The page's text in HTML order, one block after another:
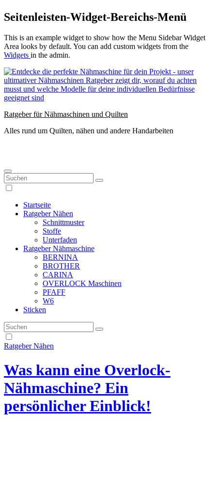
Zum
Inhalt
Seitenleisten-Widget-Bereichs-Menü
This is an example widget to show how the Menu Sidebar Widget
Area looks by default. You can add custom widgets from the
Widgets in the admin.
Ratgeber für Nähmaschinen und Quilten
Alles rund um Quilten, nähen und andere Handarbeiten
Startseite
Ratgeber Nähen
Schnittmuster
Stoffe
Unterfaden
Ratgeber Nähmaschine
BERNINA
BROTHER
CARINA
OVERLOCK Maschinen
PFAFF
W6
Sticken
Ratgeber Nähen
Was kann eine Overlock-
Nähmaschine? Ein
persönlicher Einblick!